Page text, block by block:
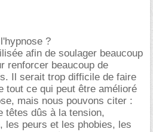
?
afin de soulager beaucoup
renforcer beaucoup de
Il serait trop difficile de faire
tout ce qui peut être amélioré
mais nous pouvons citer :
têtes dûs à la tension,
les peurs et les phobies, les